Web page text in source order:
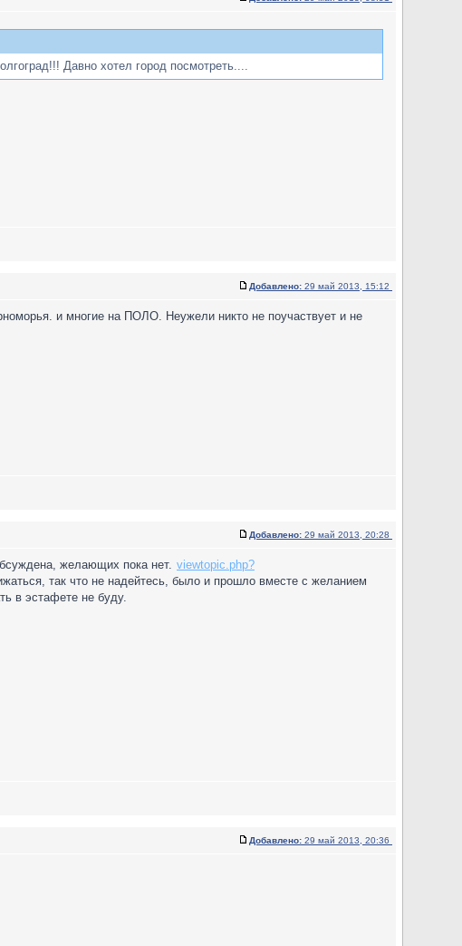
Давно хотел город посмотреть....
Добавлено: 29 май 2013, 15:12
и многие на ПОЛО. Неужели никто не поучаствует и не
Добавлено: 29 май 2013, 20:28
желающих пока нет. viewtopic.php?
так что не надейтесь, было и прошло вместе с желанием
в эстафете не буду.
Добавлено: 29 май 2013, 20:36